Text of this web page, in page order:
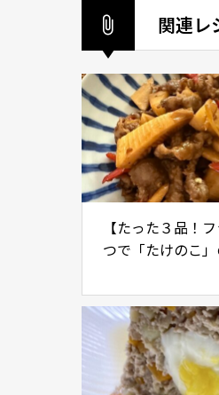
関連レ
【たった３品！
つで「たけのこ